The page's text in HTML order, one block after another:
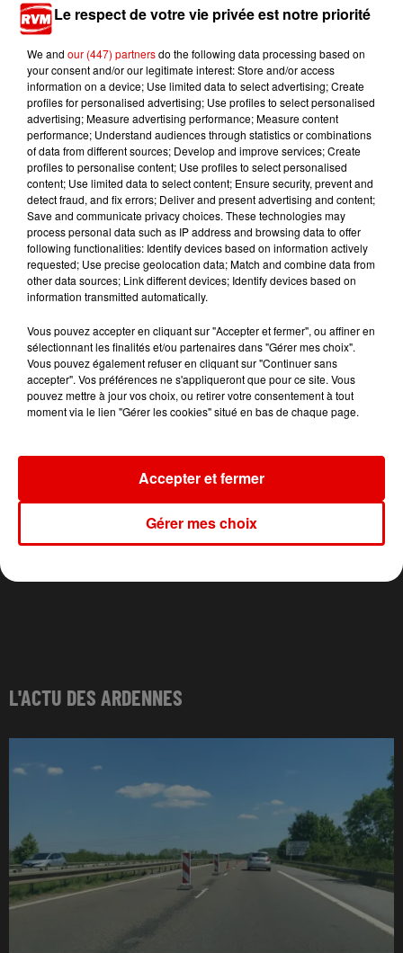
TITRES DIFFUSÉS
0h00
0h00
LE CLUB RVM
Jusqu'a 2h !
23h56
23h56
KUNGS
This Girl
23h52
23h52
DAFT PUNK
One More Time
L'ACTU DES ARDENNES
Le respect de votre vie privée est notre priorité
We and our (447) partnersdo the following data processing based on
your consent and/or our legitimate interest: Store and/or access
information on a device; Use limited data to select advertising; Create
profiles for personalised advertising; Use profiles to select personalised
advertising; Measure advertising performance; Measure content
performance; Understand audiences through statistics or combinations
of data from different sources; Develop and improve services; Create
profiles to personalise content; Use profiles to select personalised
content; Use limited data to select content; Ensure security, prevent and
detect fraud, and fix errors; Deliver and present advertising and content;
Save and communicate privacy choices. These technologies may
process personal data such as IP address and browsing data to offer
following functionalities: Identify devices based on information actively
requested; Use precise geolocation data; Match and combine data from
other data sources; Link different devices; Identify devices based on
information transmitted automatically.
Vous pouvez accepter en cliquant sur "Accepter et fermer", ou affiner en
sélectionnant les finalités et/ou partenaires dans "Gérer mes choix".
Vous pouvez également refuser en cliquant sur "Continuer sans
accepter". Vos préférences ne s'appliqueront que pour ce site. Vous
pouvez mettre à jour vos choix, ou retirer votre consentement à tout
moment via le lien "Gérer les cookies" situé en bas de chaque page.
Gérer mes choix
Accepter et fermer